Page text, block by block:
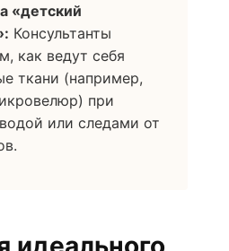
«детский
Консультанты
как ведут себя
ткани (например,
при
или следами от